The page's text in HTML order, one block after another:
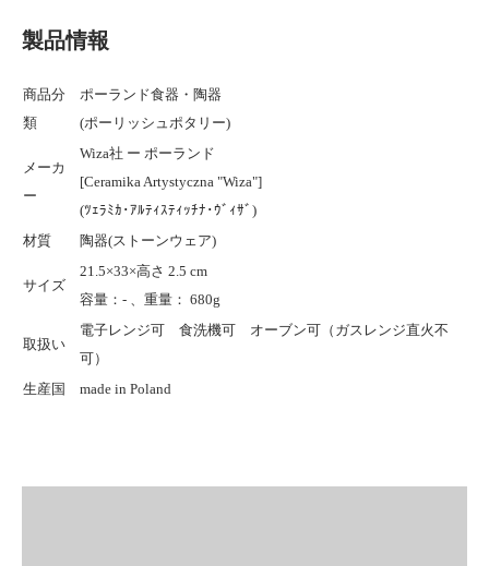
製品情報
商品分
類
ポーランド食器・陶器
(ポーリッシュポタリー)
メーカ
ー
Wiza社 ー ポーランド
[Ceramika Artystyczna "Wiza"]
(ﾂｪﾗﾐｶ･ｱﾙﾃｨｽﾃｨｯﾁﾅ･ｳﾞｨｻﾞ)
材質
陶器(ストーンウェア)
サイズ
21.5×33×高さ 2.5 cm
容量：- 、重量： 680g
取扱い
電子レンジ可 食洗機可 オーブン可（ガスレンジ直火不
可）
生産国
made in Poland